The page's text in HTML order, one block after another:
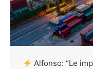
Alfonso: “Le